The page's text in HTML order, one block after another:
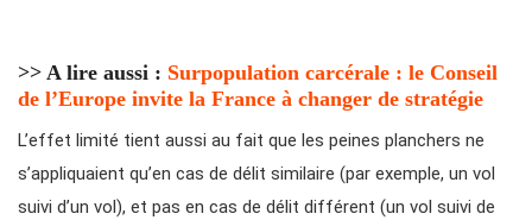
>> A lire aussi : Surpopulation carcérale : le Conseil
de l’Europe invite la France à changer de stratégie
L’effet limité tient aussi au fait que les peines planchers ne
s’appliquaient qu’en cas de délit similaire (par exemple, un vol
suivi d’un vol), et pas en cas de délit différent (un vol suivi de